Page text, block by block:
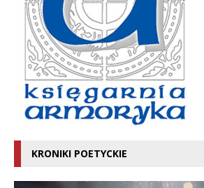
KRONIKI POETYCKIE